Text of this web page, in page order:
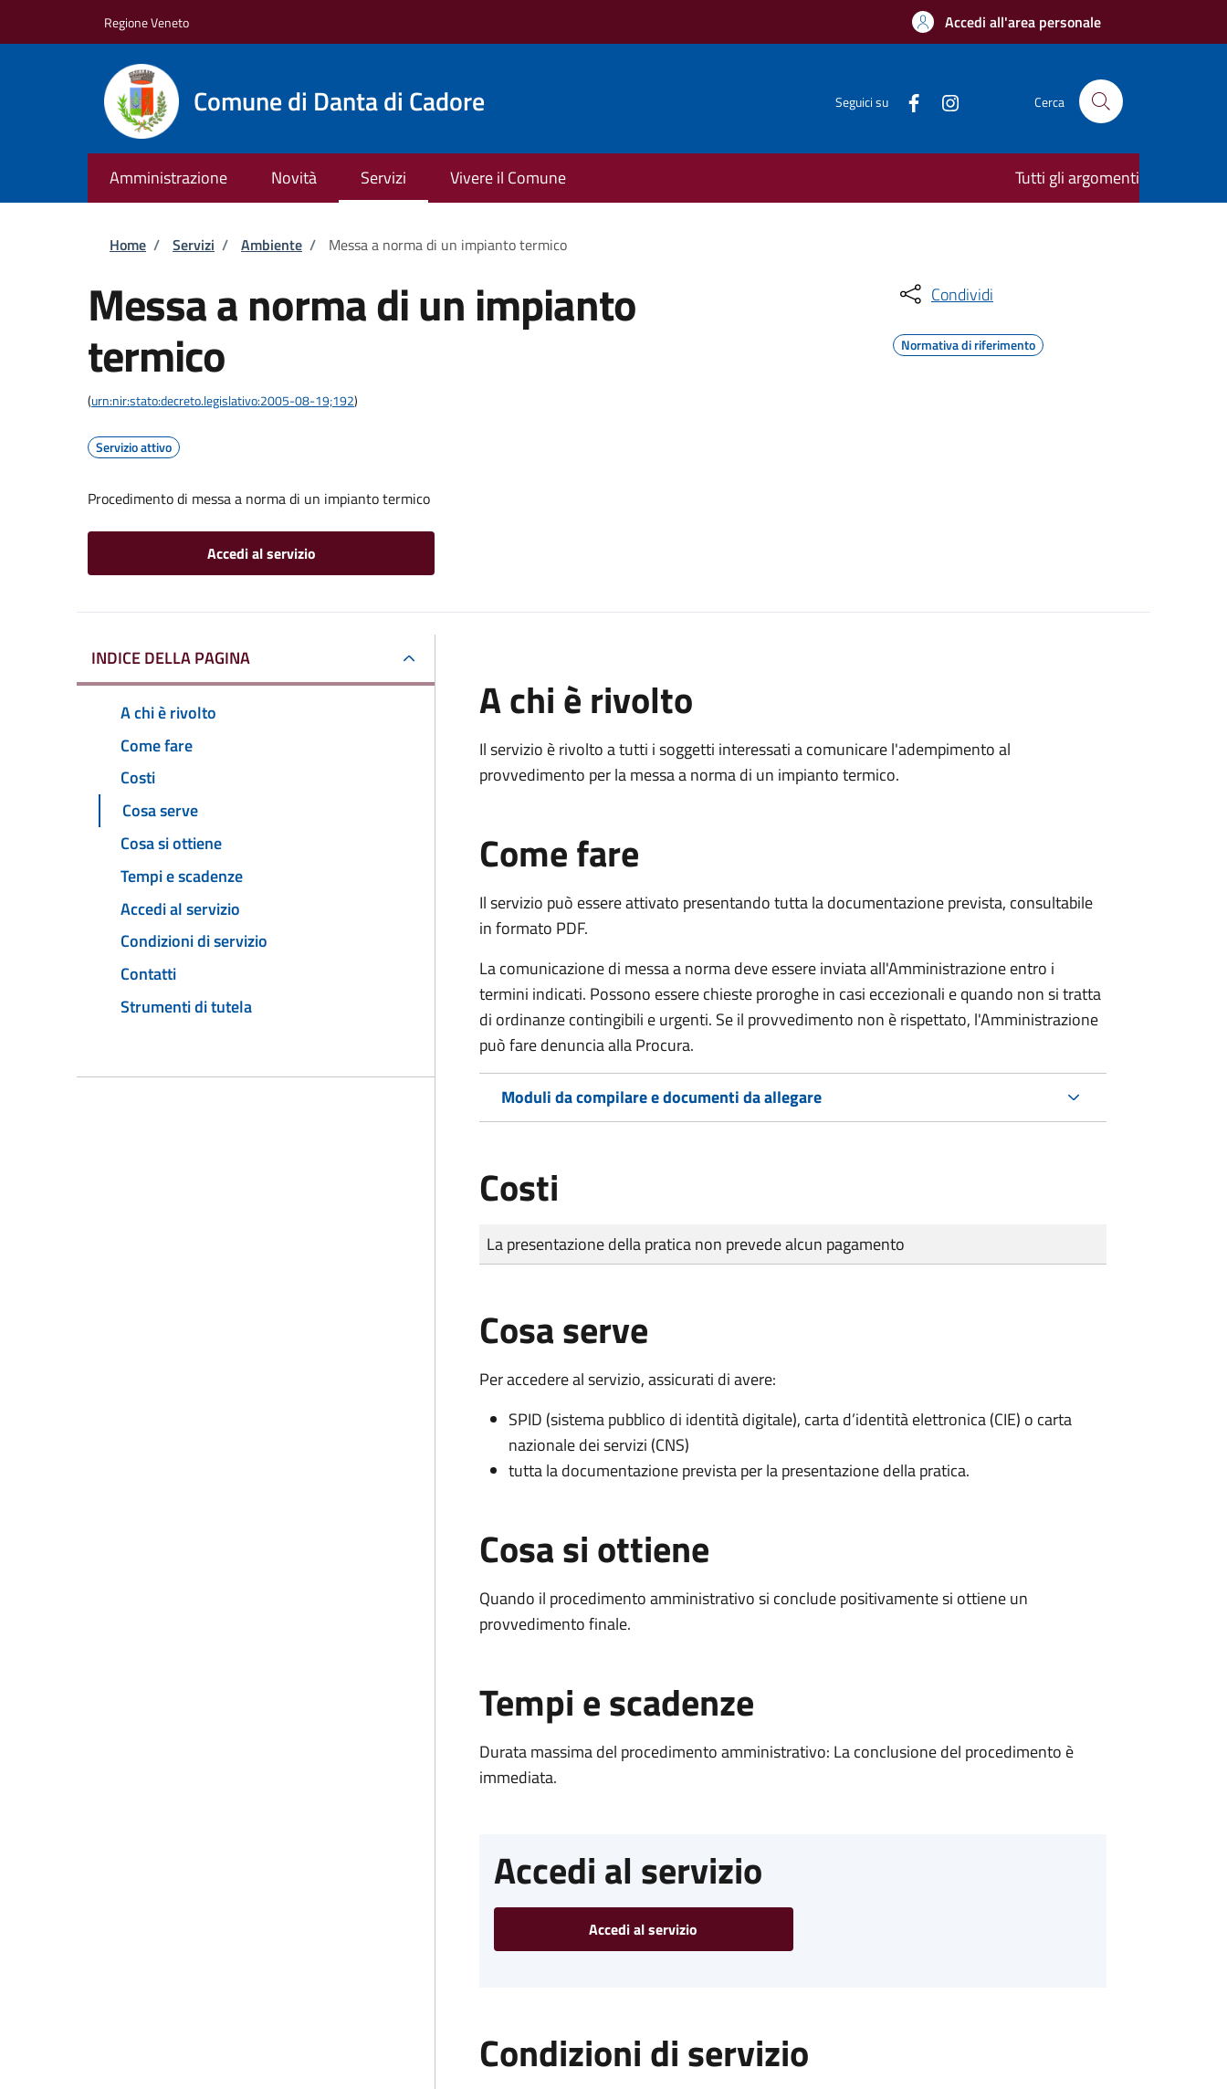
Regione Veneto Accedi all'area personale
Comune di Danta di Cadore Seguici su Cerca
Amministrazione Novità Servizi Vivere il Comune Tutti gli argomenti
Briciole di pane
Home / Servizi / Ambiente / Messa a norma di un impianto termico
Messa a norma di un impianto
termico
(urn:nir:stato:decreto.legislativo:2005-08-19;192)
Servizio attivo
Procedimento di messa a norma di un impianto termico
Accedi al servizio
Condividi
Normativa di riferimento
INDICE DELLA PAGINA
A chi è rivolto
Come fare
Costi
Cosa serve
Cosa si ottiene
Tempi e scadenze
Accedi al servizio
Condizioni di servizio
Contatti
Strumenti di tutela
A chi è rivolto
Il servizio è rivolto a tutti i soggetti interessati a comunicare l'adempimento al
provvedimento per la messa a norma di un impianto termico.
Come fare
Il servizio può essere attivato presentando tutta la documentazione prevista, consultabile
in formato PDF.
La comunicazione di messa a norma deve essere inviata all'Amministrazione entro i
termini indicati. Possono essere chieste proroghe in casi eccezionali e quando non si tratta
di ordinanze contingibili e urgenti. Se il provvedimento non è rispettato, l'Amministrazione
può fare denuncia alla Procura.
Moduli da compilare e documenti da allegare
Costi
Tipo di pagamento
Importo
La presentazione della pratica non prevede alcun pagamento
Cosa serve
Per accedere al servizio, assicurati di avere:
SPID (sistema pubblico di identità digitale), carta d’identità elettronica (CIE) o carta
nazionale dei servizi (CNS)
tutta la documentazione prevista per la presentazione della pratica.
Cosa si ottiene
Quando il procedimento amministrativo si conclude positivamente si ottiene un
provvedimento finale.
Tempi e scadenze
Durata massima del procedimento amministrativo: La conclusione del procedimento è
immediata.
Accedi al servizio
Accedi al servizio
Condizioni di servizio